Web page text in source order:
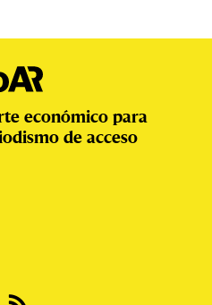
económico para
de acceso